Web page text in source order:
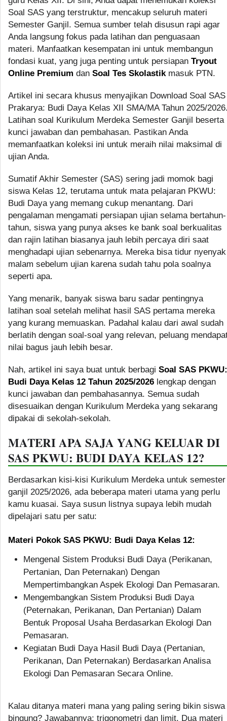
Soal SAS yang terstruktur, mencakup seluruh materi
Semester Ganjil. Semua sumber telah disusun rapi agar
Anda langsung fokus pada latihan dan penguasaan
materi. Manfaatkan kesempatan ini untuk membangun
fondasi kuat, yang juga penting untuk persiapan Tryout
Online Premium dan Soal Tes Skolastikmasuk PTN.
Artikel ini secara khusus menyajikan Download Soal SAS
Prakarya: Budi Daya Kelas XII SMA/MA Tahun 2025/
Latihan soal Kurikulum Merdeka Semester Ganjil beserta
kunci jawaban dan pembahasan. Pastikan Anda
memanfaatkan koleksi ini untuk meraih nilai maksimal di
ujian Anda.
Sumatif Akhir Semester (SAS) sering jadi momok bagi
siswa Kelas 12, terutama untuk mata pelajaran PKWU:
Budi Daya yang memang cukup menantang. Dari
pengalaman mengamati persiapan ujian selama bertahun-
tahun, siswa yang punya akses ke bank soal berkualitas
dan rajin latihan biasanya jauh lebih percaya diri saat
menghadapi ujian sebenarnya. Mereka bisa tidur nyenyak
malam sebelum ujian karena sudah tahu pola soalnya
seperti apa.
Yang menarik, banyak siswa baru sadar pentingnya
latihan soal setelah melihat hasil SAS pertama mereka
yang kurang memuaskan. Padahal kalau dari awal sudah
berlatih dengan soal-soal yang relevan, peluang
nilai bagus jauh lebih besar.
Nah, artikel ini saya buat untuk berbagi Soal SAS PKWU:
Budi Daya Kelas 12 Tahun 2025/2026 lengkap dengan
kunci jawaban dan pembahasannya. Semua sudah
disesuaikan dengan Kurikulum Merdeka yang sekarang
dipakai di sekolah-sekolah.
MATERI APA SAJA YANG KELUAR DI
SAS PKWU: BUDI DAYA KELAS 12?
Berdasarkan kisi-kisi Kurikulum Merdeka untuk semester
ganjil 2025/2026, ada beberapa materi utama yang perlu
kamu kuasai. Saya susun listnya supaya lebih mudah
dipelajari satu per satu:
Materi Pokok SAS PKWU: Budi Daya Kelas 12:
Mengenal Sistem Produksi Budi Daya (Perikanan,
Pertanian, Dan Peternakan) Dengan
Mempertimbangkan Aspek Ekologi Dan Pemasaran.
Mengembangkan Sistem Produksi Budi Daya
(Peternakan, Perikanan, Dan Pertanian) Dalam
Bentuk Proposal Usaha Berdasarkan Ekologi Dan
Pemasaran.
Kegiatan Budi Daya Hasil Budi Daya (Pertanian,
Perikanan, Dan Peternakan) Berdasarkan Analisa
Ekologi Dan Pemasaran Secara Online.
Kalau ditanya materi mana yang paling sering bikin siswa
bingung? Jawabannya: trigonometri dan limit. Dua materi